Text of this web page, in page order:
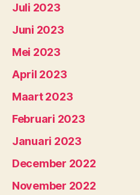
Juli 2023
Juni 2023
Mei 2023
April 2023
Maart 2023
Februari 2023
Januari 2023
December 2022
November 2022